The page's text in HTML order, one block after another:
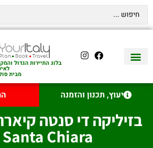
בלוג התיירות הגדול
מבית
יעוץ, תכנון והזמנה
Chiara